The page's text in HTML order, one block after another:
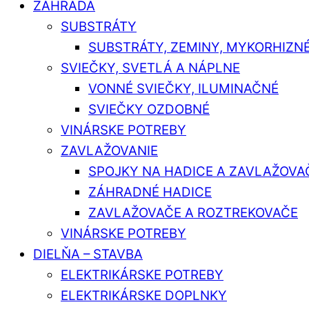
ZÁHRADA
SUBSTRÁTY
SUBSTRÁTY, ZEMINY,
SVIEČKY, SVETLÁ A NÁPLNE
VONNÉ SVIEČKY, ILUMINAČNÉ
SVIEČKY OZDOBNÉ
VINÁRSKE POTREBY
ZAVLAŽOVANIE
SPOJKY NA HADICE A
ZÁHRADNÉ HADICE
ZAVLAŽOVAČE A ROZTREKOVAČE
VINÁRSKE POTREBY
DIELŇA – STAVBA
ELEKTRIKÁRSKE POTREBY
ELEKTRIKÁRSKE DOPLNKY